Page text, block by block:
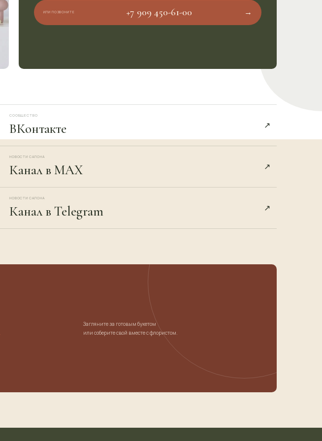
ИЛИ ПОЗВОНИТЕ +7 909 450-61-00 →︎
СООБЩЕСТВО
ВКонтакте ↗︎
НОВОСТИ САЛОНА
Канал в MAX ↗︎
НОВОСТИ САЛОНА
Канал в Telegram ↗︎
Загляните за готовым букетом
или соберите свой вместе с флористом.